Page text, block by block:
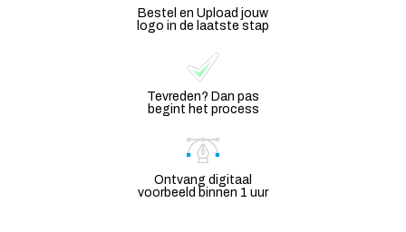
Bestel en Upload jouw
logo in de laatste stap
Tevreden? Dan pas
begint het process
Ontvang digitaal
voorbeeld binnen 1 uur